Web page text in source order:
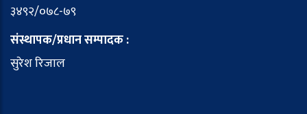
३४९२/०७८-७९
संस्थापक/प्रधान सम्पादक :
सुरेश रिजाल